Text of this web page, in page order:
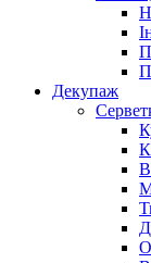
Декупаж